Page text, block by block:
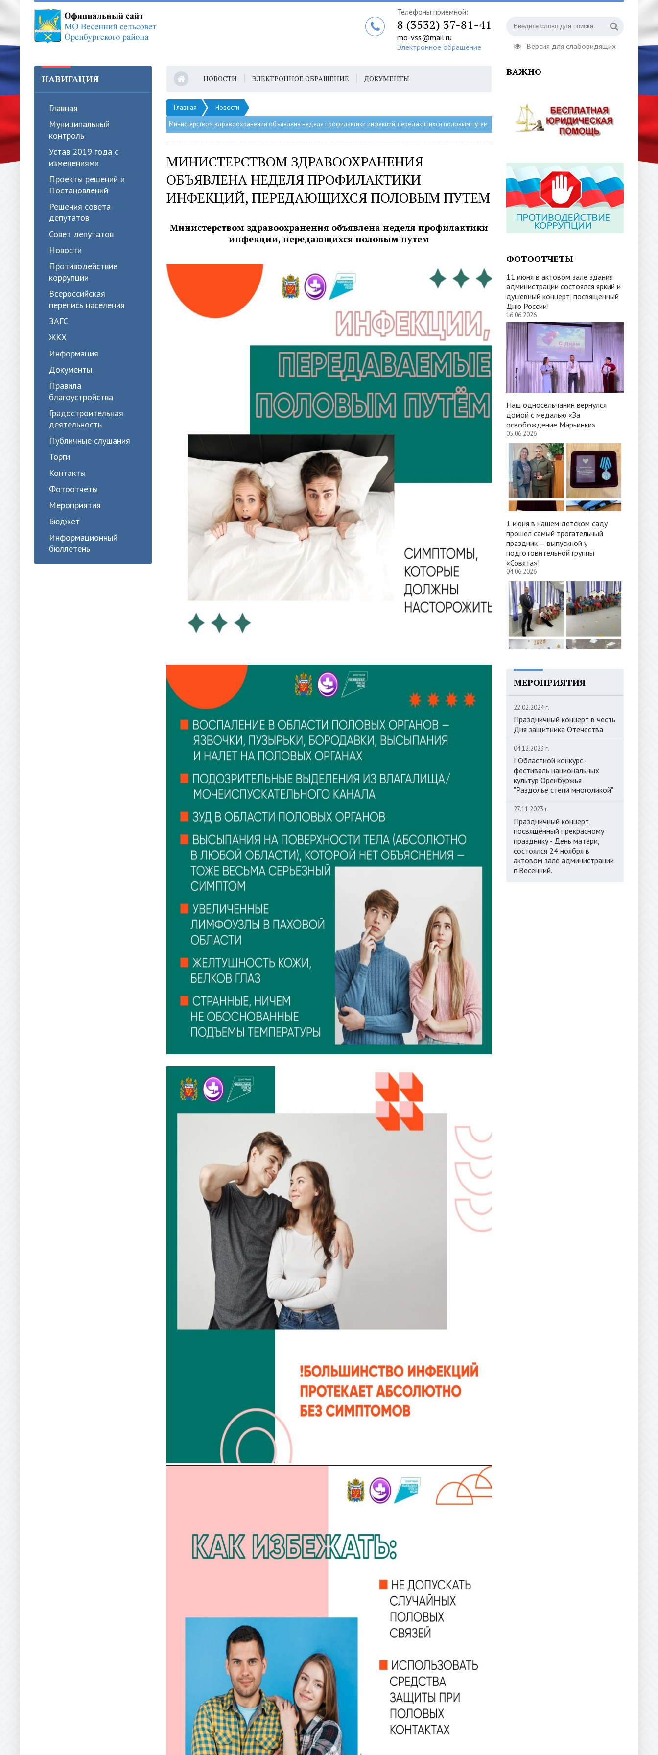
Версия для слабовидящих
Телефоны приемной:
8 (3532) 37-81-41
mo-vss@mail.ru
Электронное обращение
НАВИГАЦИЯ
Главная
Муниципальный
контроль
Устав 2019 года с
изменениями
Проекты решений и
Постановлений
Решения совета
депутатов
Совет депутатов
Новости
Противодействие
коррупции
Всероссийская
перепись населения
ЗАГС
ЖКХ
Информация
Документы
Правила
благоустройства
Градостроительная
деятельность
Публичные слушания
Торги
Контакты
Фотоотчеты
Мероприятия
Бюджет
Информационный
бюллетень
НОВОСТИ ЭЛЕКТРОННОЕ ОБРАЩЕНИЕ ДОКУМЕНТЫ
Главная
Новости
Министерством здравоохранения объявлена неделя профилактики инфекций, передающихся половым путем
МИНИСТЕРСТВОМ ЗДРАВООХРАНЕНИЯ
ОБЪЯВЛЕНА НЕДЕЛЯ ПРОФИЛАКТИКИ
ИНФЕКЦИЙ, ПЕРЕДАЮЩИХСЯ ПОЛОВЫМ ПУТЕМ
Министерством здравоохранения объявлена неделя профилактики
инфекций, передающихся половым путем
ВАЖНО
ФОТООТЧЕТЫ
11 июня в актовом зале здания
администрации состоялся яркий и
душевный концерт, посвящённый
Дню России!
16.06.2026
Наш односельчанин вернулся
домой с медалью «За
освобождение Марьинки»
05.06.2026
1 июня в нашем детском саду
прошел самый трогательный
праздник — выпускной у
подготовительной группы
«Совята»!
04.06.2026
МЕРОПРИЯТИЯ
22.02.2024 г.
Праздничный концерт в честь
Дня защитника Отечества
04.12.2023 г.
I Областной конкурс -
фестиваль национальных
культур Оренбуржья
"Раздолье степи многоликой"
27.11.2023 г.
Праздничный концерт,
посвящённый прекрасному
празднику - День матери,
состоялся 24 ноября в
актовом зале администрации
п.Весенний.